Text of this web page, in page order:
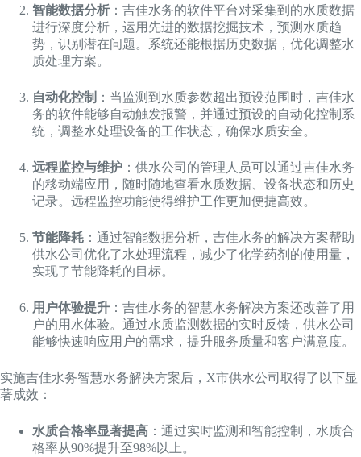
智能数据分析 ：吉佳水务的软件平台对采集到的水质数据
进行深度分析，运用先进的数据挖掘技术，预测水质趋
势，识别潜在问题。系统还能根据历史数据，优化调整水
质处理方案。
自动化控制 ：当监测到水质参数超出预设范围时，吉佳水
务的软件能够自动触发报警，并通过预设的自动化控制系
统，调整水处理设备的工作状态，确保水质安全。
远程监控与维护 ：供水公司的管理人员可以通过吉佳水务
的移动端应用，随时随地查看水质数据、设备状态和历史
记录。远程监控功能使得维护工作更加便捷高效。
节能降耗 ：通过智能数据分析，吉佳水务的解决方案帮助
供水公司优化了水处理流程，减少了化学药剂的使用量，
实现了节能降耗的目标。
用户体验提升 ：吉佳水务的智慧水务解决方案还改善了用
户的用水体验。通过水质监测数据的实时反馈，供水公司
能够快速响应用户的需求，提升服务质量和客户满意度。
实施吉佳水务智慧水务解决方案后，X市供水公司取得了以下显
著成效：
水质合格率显著提高 ：通过实时监测和智能控制，水质合
格率从90%提升至98%以上。